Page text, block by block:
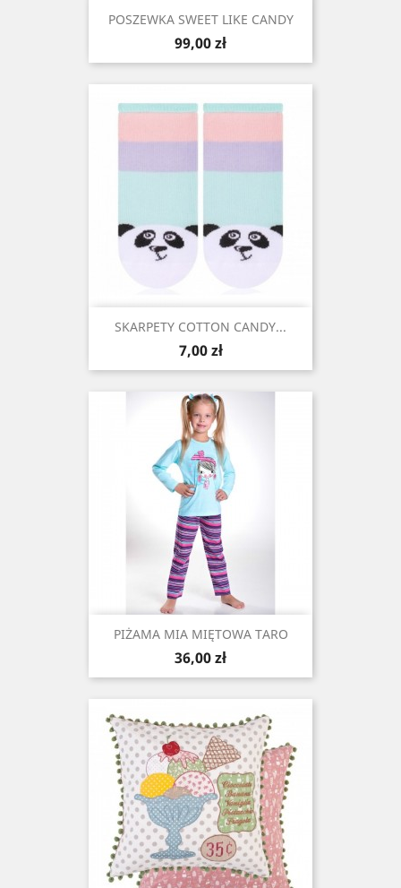
POSZEWKA SWEET LIKE CANDY
Cena
99,00 zł
SKARPETY COTTON CANDY...
Cena
7,00 zł
PIŻAMA MIA MIĘTOWA TARO
Cena
36,00 zł